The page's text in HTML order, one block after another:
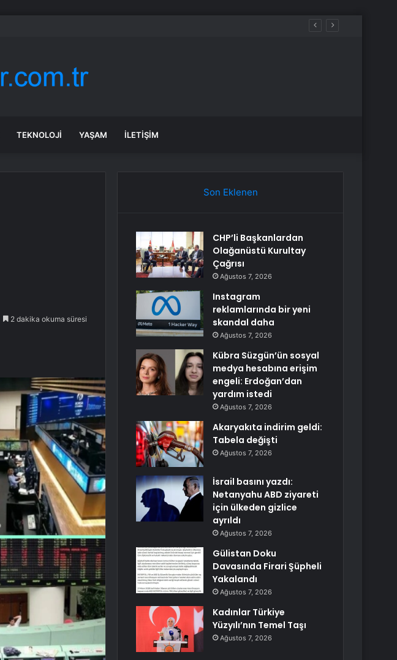
TEKNOLOJI YAŞAM İLETIŞIM
2 dakika okuma süresi
Son Eklenen
CHP’li Başkanlardan
Olağanüstü Kurultay
Çağrısı
Ağustos 7, 2026
Instagram
reklamlarında bir yeni
skandal daha
Ağustos 7, 2026
Kübra Süzgün’ün sosyal
medya hesabına erişim
engeli: Erdoğan’dan
yardım istedi
Ağustos 7, 2026
Akaryakıta indirim geldi:
Tabela değişti
Ağustos 7, 2026
İsrail basını yazdı:
Netanyahu ABD ziyareti
için ülkeden gizlice
ayrıldı
Ağustos 7, 2026
Gülistan Doku
Davasında Firari Şüpheli
Yakalandı
Ağustos 7, 2026
Kadınlar Türkiye
Yüzyılı’nın Temel Taşı
Ağustos 7, 2026